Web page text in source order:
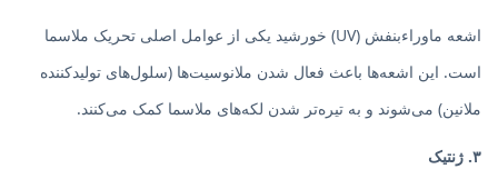
اشعه ماوراءبنفش (UV) خورشید یکی از عوامل اصلی تحریک ملاسما
است. این اشعه‌ها باعث فعال شدن ملانوسیت‌ها (سلول‌های تولیدکننده
ملانین) می‌شوند و به تیره‌تر شدن لکه‌های ملاسما کمک می‌کنند.
۳. ژنتیک